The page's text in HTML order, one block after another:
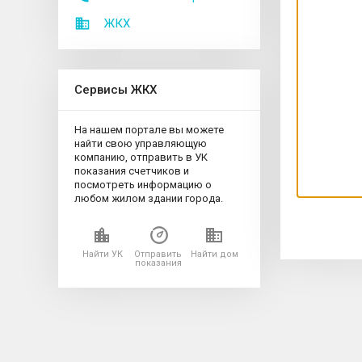
ЖКХ
Сервисы ЖКХ
На нашем портале вы можете
найти свою управляющую
компанию, отправить в УК
показания счетчиков и
посмотреть информацию о
любом жилом здании города.
Найти УК
Отправить
показания
Найти дом